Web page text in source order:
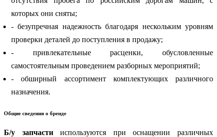
которых они сняты;
- безупречная надежность благодаря нескольким уровням
проверки деталей до поступления в продажу;
- привлекательные расценки, обусловленные
самостоятельным проведением разборных мероприятий;
- обширный ассортимент комплектующих различного
назначения.
Общие сведения о бренде
Б/у запчастииспользуются при оснащении различных